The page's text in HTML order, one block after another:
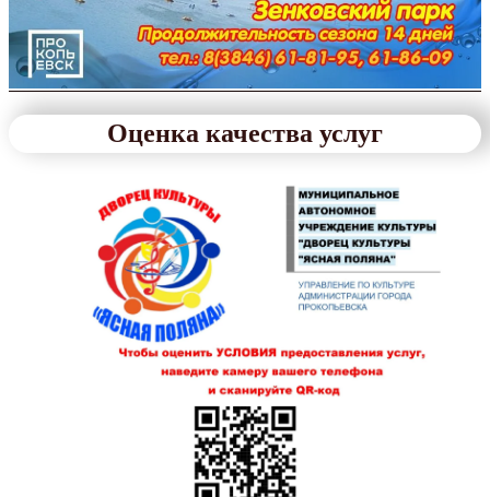
Оценка качества услуг